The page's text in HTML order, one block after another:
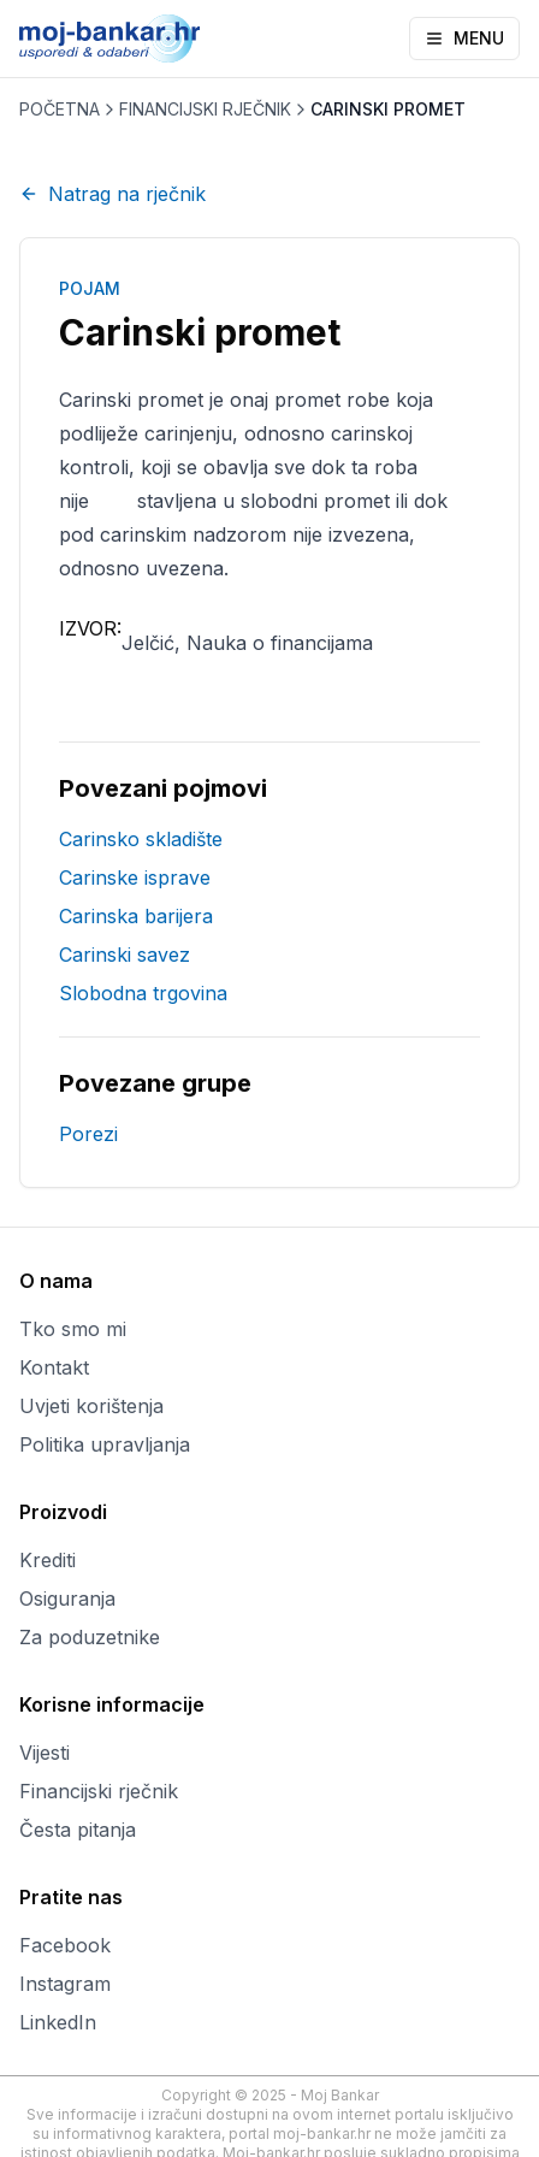
MENU
POČETNA FINANCIJSKI RJEČNIK CARINSKI PROMET
Natrag na rječnik
POJAM
Carinski promet
Carinski promet je onaj promet robe koja
podliježe carinjenju, odnosno ca­rinskoj
kontroli, koji se obavlja sve dok ta roba
nije stavljena u slobodni promet ili dok
pod carinskim nadzorom nije izvezena,
odnosno uvezena.
IZVOR:
Jelčić, Nauka o financijama
Povezani pojmovi
Carinsko skladište
Carinske isprave
Carinska barijera
Carinski savez
Slobodna trgovina
Povezane grupe
Porezi
O nama
Tko smo mi
Kontakt
Uvjeti korištenja
Politika upravljanja
Proizvodi
Krediti
Osiguranja
Za poduzetnike
Korisne informacije
Vijesti
Financijski rječnik
Česta pitanja
Pratite nas
Facebook
Instagram
LinkedIn
Copyright © 2025 - Moj Bankar
Sve informacije i izračuni dostupni na ovom internet portalu isključivo
su informativnog karaktera, portal moj-bankar.hr ne može jamčiti za
istinost objavljenih podatka. Moj-bankar.hr posluje sukladno propisima